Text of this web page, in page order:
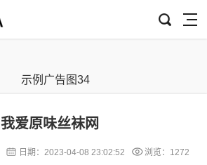
我爱原味丝袜网
日期： 2023-04-08 23:02:52 浏览：1272